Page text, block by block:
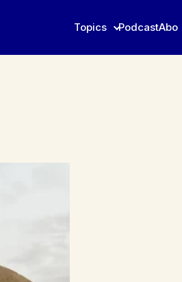
Topics PodcastAbo